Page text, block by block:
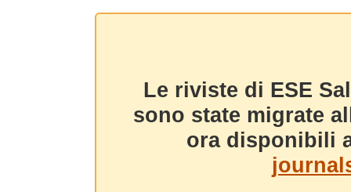
Le riviste di ESE
sono state migrate
ora disponibili